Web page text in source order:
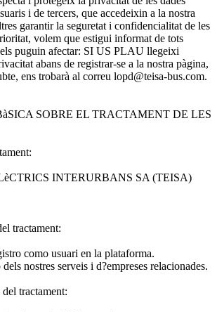
i de tercers, que accedeixin a la nostra
garantir la seguretat i confidencialitat de les
volem que estigui informat de tots
els puguin afectar: SI US PLAU llegeixi
abans de registrar-se a la nostra pàgina,
ens trobarà al correu lopd@teisa-bus.com.
SOBRE EL TRACTAMENT DE LES
INTERURBANS SA (TEISA)
tractament:
como usuari en la plataforma.
nostres serveis i d?empreses relacionades.
tractament: